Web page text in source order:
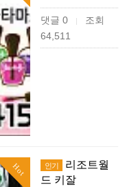
댓글 0 |
조회
64,511
Hot 인기
리조트월
드 키잘